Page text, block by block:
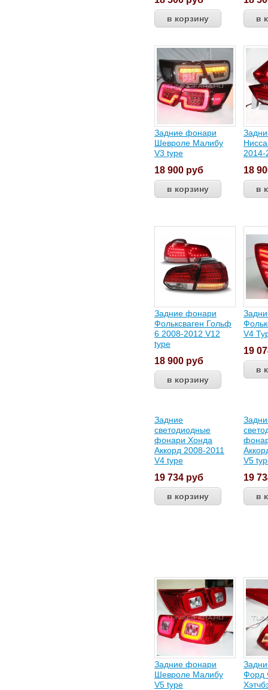
Задние фонари
Шевроле Малибу
V3 type
18 900 руб
2014-
18
Задние фонари
Фольксваген Гольф
6 2008-2012 V12
type
18 900 руб
V4
19
Задние
светодиодные
фонари Хонда
Аккорд 2008-2011
V4 type
19 734 руб
V5
19
Задние фонари
Шевроле Малибу
V5 type
Форд